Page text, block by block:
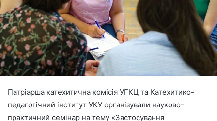
Патріарша катехитична комісія УГКЦ та Катехитико-
педагогічний інститут УКУ організували науково-
практичний семінар на тему «Застосування